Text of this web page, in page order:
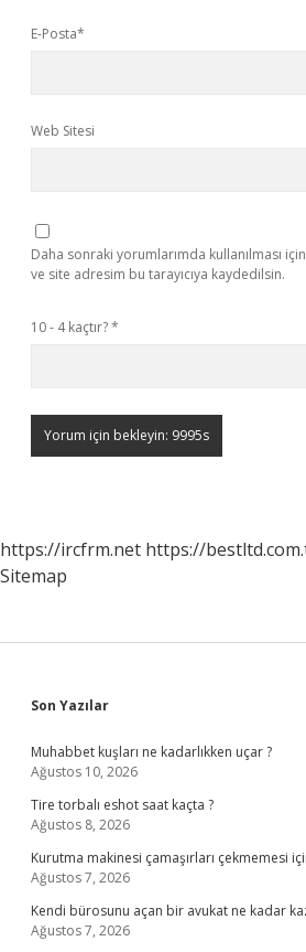
E-Posta*
Web Sitesi
Daha sonraki yorumlarımda kullanılması
ve site adresim bu tarayıcıya kaydedilsin.
10 - 4 kaçtır?*
https://ircfrm.net https://
Sitemap
Sidebar
Son Yazılar
Muhabbet kuşları ne kadarlıkken uçar ?
Ağustos 10, 2026
Tire torbalı eshot saat kaçta ?
Ağustos 8, 2026
Kurutma makinesi çamaşırları çekmemesi
Ağustos 7, 2026
Kendi bürosunu açan bir avukat ne kadar
Ağustos 7, 2026